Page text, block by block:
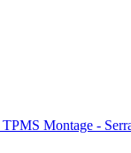
TPMS Montage -